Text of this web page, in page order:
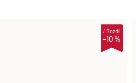
–10 %
iRozdíl